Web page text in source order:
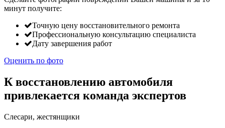
минут получите:
Точную цену восстановительного ремонта
Профессиональную консультацию специалиста
Дату завершения работ
Оценить по фото
К восстановлению автомобиля
привлекается команда экспертов
Слесари, жестянщики